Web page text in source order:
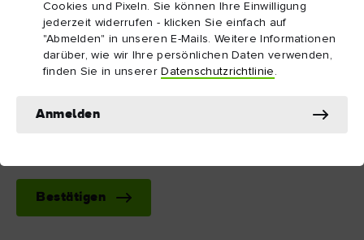
Cookies und Pixeln. Sie können Ihre Einwilligung
jederzeit widerrufen - klicken Sie einfach auf
"Abmelden" in unseren E-Mails. Weitere Informationen
darüber, wie wir Ihre persönlichen Daten verwenden,
finden Sie in unserer Datenschutzrichtlinie .
Anmelden
Updates zu Urlaubsideen und -angeboten. Diese
basieren auf meiner Nutzung dieser Website sowie
meiner Interaktion mit Werbung von Tourism Ireland auf
anderen Websites unter Verwendung von Cookies und
Pixeln. Sie haben das Recht, Ihre Einwilligung jederzeit
Umgang mit Ihren persönlichen Daten finden Sie in
Bestätigen